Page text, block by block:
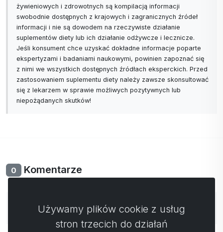
żywieniowych i zdrowotnych są kompilacją informacji
swobodnie dostępnych z krajowych i zagranicznych źródeł
informacji i nie są dowodem na rzeczywiste działanie
suplementów diety lub ich działanie odżywcze i lecznicze.
Jeśli konsument chce uzyskać dokładne informacje poparte
ekspertyzami i badaniami naukowymi, powinien zapoznać się
z nimi we wszystkich dostępnych źródłach eksperckich. Przed
zastosowaniem suplementu diety należy zawsze skonsultować
się z lekarzem w sprawie możliwych pozytywnych lub
niepożądanych skutków!
0 Komentarze
komentarzem.
Używamy plików cookie z usług
stron trzecich do działań